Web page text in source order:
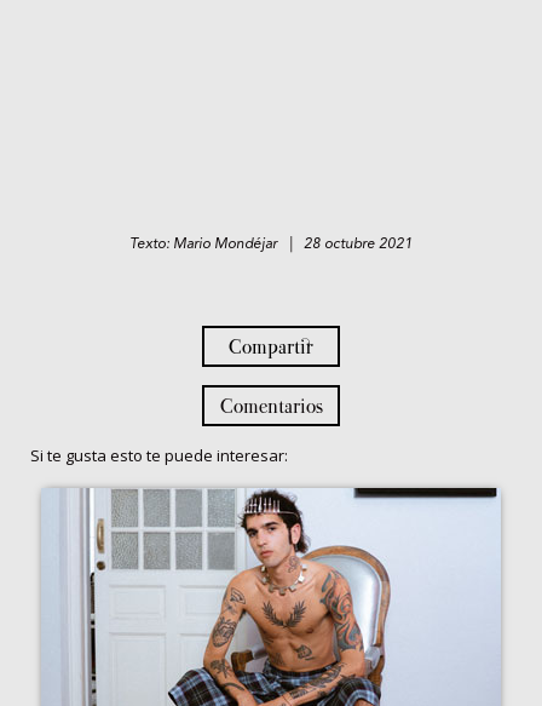
Texto: Mario Mondéjar | 28 octubre 2021
Compartir
Comentarios
Si te gusta esto te puede interesar: